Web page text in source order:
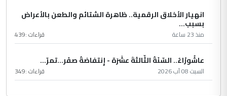
انهيار الأخلاق الرقمية.. ظاهرة الشتائم والطعن بالأعراض
بسبب...
منذ 23 ساعة قراءات :439
عاشُورْاءُ.. السّنَةُ الثّالثةَ عشَرَة - إِنتفاضةُ صفَر…تمرّ...
السبت 08 آب 2026 قراءات :349